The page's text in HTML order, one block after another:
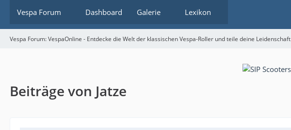
Vespa Forum Dashboard Galerie Lexikon
Vespa Forum: VespaOnline - Entdecke die Welt der klassischen Vespa-Roller und teile deine Leidenschaft
Beiträge von Jatze